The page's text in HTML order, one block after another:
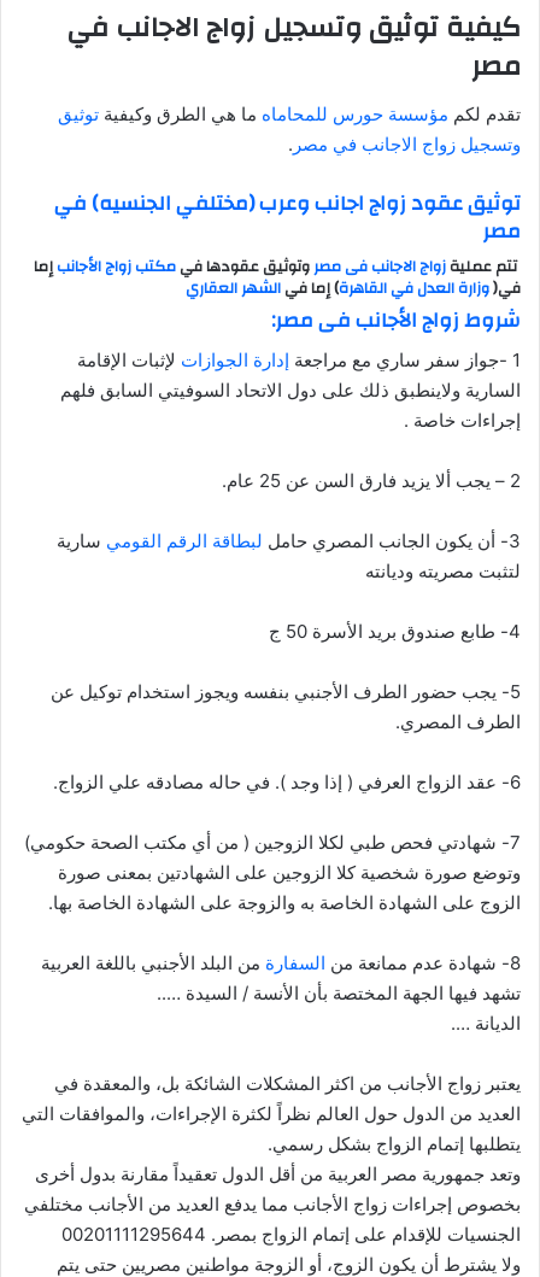
كيفية توثيق وتسجيل زواج الاجانب في
مصر
تقدم لكم مؤسسة حورس للمحاماه ما هي الطرق وكيفية توثيق
وتسجيل زواج الاجانب في مصر .
توثيق عقود زواج اجانب وعرب (مختلفي الجنسيه) في
مصر
تتم عمليةزواج الاجانب فى مصروتوثيق عقودها فيمكتب زواج الأجانبإما
في(وزارة العدل في القاهرة) إما فيالشهر العقاري
شروط زواج الأجانب فى مصر:
1 -جواز سفر ساري مع مراجعة إدارة الجوازات لإثبات الإقامة
السارية ولاينطبق ذلك على دول الاتحاد السوفيتي السابق فلهم
إجراءات خاصة .
2 – يجب ألا يزيد فارق السن عن 25 عام.
3- أن يكون الجانب المصري حامل لبطاقة الرقم القومي سارية
لتثبت مصريته وديانته
4- طابع صندوق بريد الأسرة 50 ج
5- يجب حضور الطرف الأجنبي بنفسه ويجوز استخدام توكيل عن
الطرف المصري.
6- عقد الزواج العرفي ( إذا وجد ). في حاله مصادقه علي الزواج.
7- شهادتي فحص طبي لكلا الزوجين ( من أي مكتب الصحة حكومي)
وتوضع صورة شخصية كلا الزوجين على الشهادتين بمعنى صورة
الزوج على الشهادة الخاصة به والزوجة على الشهادة الخاصة بها.
8- شهادة عدم ممانعة من السفارة من البلد الأجنبي باللغة العربية
تشهد فيها الجهة المختصة بأن الأنسة / السيدة …..
الديانة ….
يعتبر زواج الأجانب من اكثر المشكلات الشائكة بل، والمعقدة في
العديد من الدول حول العالم نظراً لكثرة الإجراءات، والموافقات التي
يتطلبها إتمام الزواج بشكل رسمي.
وتعد جمهورية مصر العربية من أقل الدول تعقيداً مقارنة بدول أخرى
بخصوص إجراءات زواج الأجانب مما يدفع العديد من الأجانب مختلفي
الجنسيات للإقدام على إتمام الزواج بمصر. 00201111295644
ولا يشترط أن يكون الزوج، أو الزوجة مواطنين مصريين حتى يتم